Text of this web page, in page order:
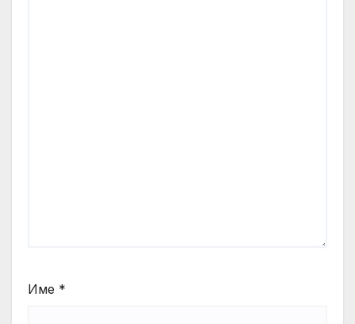
Име *